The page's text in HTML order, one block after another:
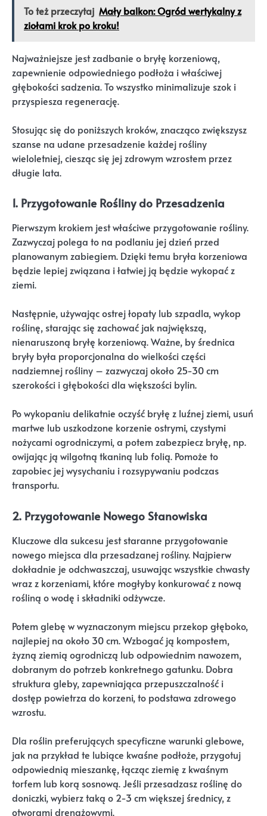
To też przeczytaj Mały balkon: Ogród wertykalny z
ziołami krok po kroku!
Najważniejsze jest zadbanie o bryłę korzeniową,
zapewnienie odpowiedniego podłoża i właściwej
głębokości sadzenia. To wszystko minimalizuje szok i
przyspiesza regenerację.
Stosując się do poniższych kroków, znacząco zwiększysz
szanse na udane przesadzenie każdej rośliny
wieloletniej, ciesząc się jej zdrowym wzrostem przez
długie lata.
1. Przygotowanie Rośliny do Przesadzenia
Pierwszym krokiem jest właściwe przygotowanie rośliny.
Zazwyczaj polega to na podlaniu jej dzień przed
planowanym zabiegiem. Dzięki temu bryła korzeniowa
będzie lepiej związana i łatwiej ją będzie wykopać z
ziemi.
Następnie, używając ostrej łopaty lub szpadla, wykop
roślinę, starając się zachować jak największą,
nienaruszoną bryłę korzeniową. Ważne, by średnica
bryły była proporcjonalna do wielkości części
nadziemnej rośliny – zazwyczaj około 25-30 cm
szerokości i głębokości dla większości bylin.
Po wykopaniu delikatnie oczyść bryłę z luźnej ziemi, usuń
martwe lub uszkodzone korzenie ostrymi, czystymi
nożycami ogrodniczymi, a potem zabezpiecz bryłę, np.
owijając ją wilgotną tkaniną lub folią. Pomoże to
zapobiec jej wysychaniu i rozsypywaniu podczas
transportu.
2. Przygotowanie Nowego Stanowiska
Kluczowe dla sukcesu jest staranne przygotowanie
nowego miejsca dla przesadzanej rośliny. Najpierw
dokładnie je odchwaszczaj, usuwając wszystkie chwasty
wraz z korzeniami, które mogłyby konkurować z nową
rośliną o wodę i składniki odżywcze.
Potem glebę w wyznaczonym miejscu przekop głęboko,
najlepiej na około 30 cm. Wzbogać ją kompostem,
żyzną ziemią ogrodniczą lub odpowiednim nawozem,
dobranym do potrzeb konkretnego gatunku. Dobra
struktura gleby, zapewniająca przepuszczalność i
dostęp powietrza do korzeni, to podstawa zdrowego
wzrostu.
Dla roślin preferujących specyficzne warunki glebowe,
jak na przykład te lubiące kwaśne podłoże, przygotuj
odpowiednią mieszankę, łącząc ziemię z kwaśnym
torfem lub korą sosnową. Jeśli przesadzasz roślinę do
doniczki, wybierz taką o 2-3 cm większej średnicy, z
otworami drenażowymi.